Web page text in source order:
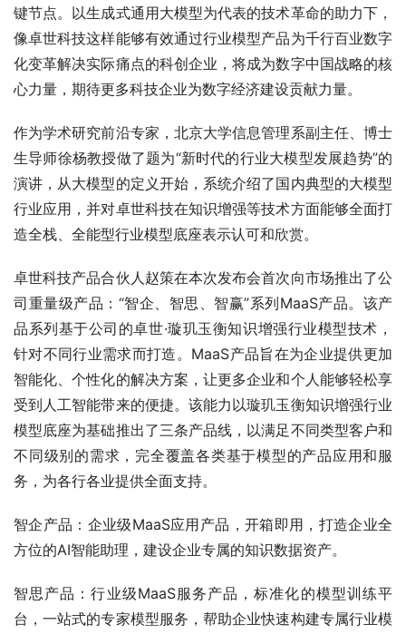
键节点。以生成式通用大模型为代表的技术革命的助力下，
像卓世科技这样能够有效通过行业模型产品为千行百业数字
化变革解决实际痛点的科创企业，将成为数字中国战略的核
心力量，期待更多科技企业为数字经济建设贡献力量。
作为学术研究前沿专家，北京大学信息管理系副主任、博士
生导师徐杨教授做了题为“新时代的行业大模型发展趋势”的
演讲，从大模型的定义开始，系统介绍了国内典型的大模型
行业应用，并对卓世科技在知识增强等技术方面能够全面打
造全栈、全能型行业模型底座表示认可和欣赏。
卓世科技产品合伙人赵策在本次发布会首次向市场推出了公
司重量级产品：“智企、智思、智赢”系列MaaS产品。该产
品系列基于公司的卓世·璇玑玉衡知识增强行业模型技术，
针对不同行业需求而打造。MaaS产品旨在为企业提供更加
智能化、个性化的解决方案，让更多企业和个人能够轻松享
受到人工智能带来的便捷。该能力以璇玑玉衡知识增强行业
模型底座为基础推出了三条产品线，以满足不同类型客户和
不同级别的需求，完全覆盖各类基于模型的产品应用和服
务，为各行各业提供全面支持。
智企产品：企业级MaaS应用产品， 开箱即用，打造企业全
方位的AI智能助理，建设企业专属的知识数据资产。
智思产品：行业级MaaS服务产品，标准化的模型训练平
台，一站式的专家模型服务，帮助企业快速构建专属行业模